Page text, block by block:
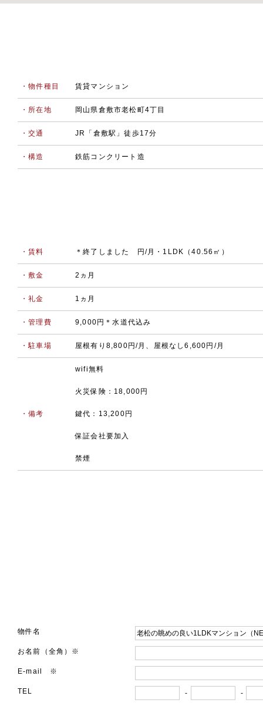
・物件種目 賃貸マンション
・所在地 岡山県倉敷市老松町4丁目
・交通 JR「倉敷駅」徒歩17分
・構造 鉄筋コンクリート造
・賃料 ＊終了しました 円/月・1LDK（40.56㎡）
・敷金 2ヵ月
・礼金 1ヵ月
・管理費 9,000円＊水道代込み
・駐車場 屋根有り8,800円/月、屋根なし6,600円/月
・備考
wifi無料
火災保険：18,000円
鍵代：13,200円
保証会社要加入
禁煙
物件名
お名前（全角）※
E-mail ※
TEL - -